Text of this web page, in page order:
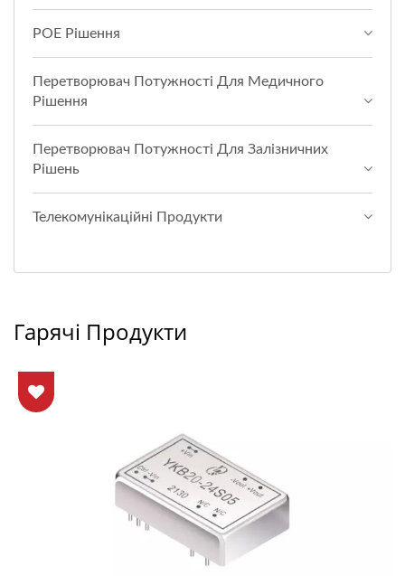
POE Рішення
Перетворювач Потужності Для Медичного
Рішення
Перетворювач Потужності Для Залізничних
Рішень
Телекомунікаційні Продукти
Гарячі Продукти